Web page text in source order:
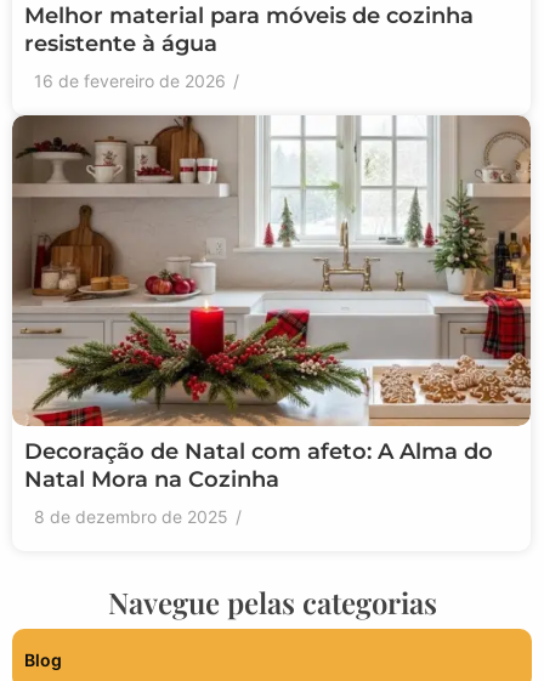
Melhor material para móveis de cozinha
resistente à água
16 de fevereiro de 2026 /
Decoração de Natal com afeto: A Alma do
Natal Mora na Cozinha
8 de dezembro de 2025 /
Navegue pelas categorias
Blog